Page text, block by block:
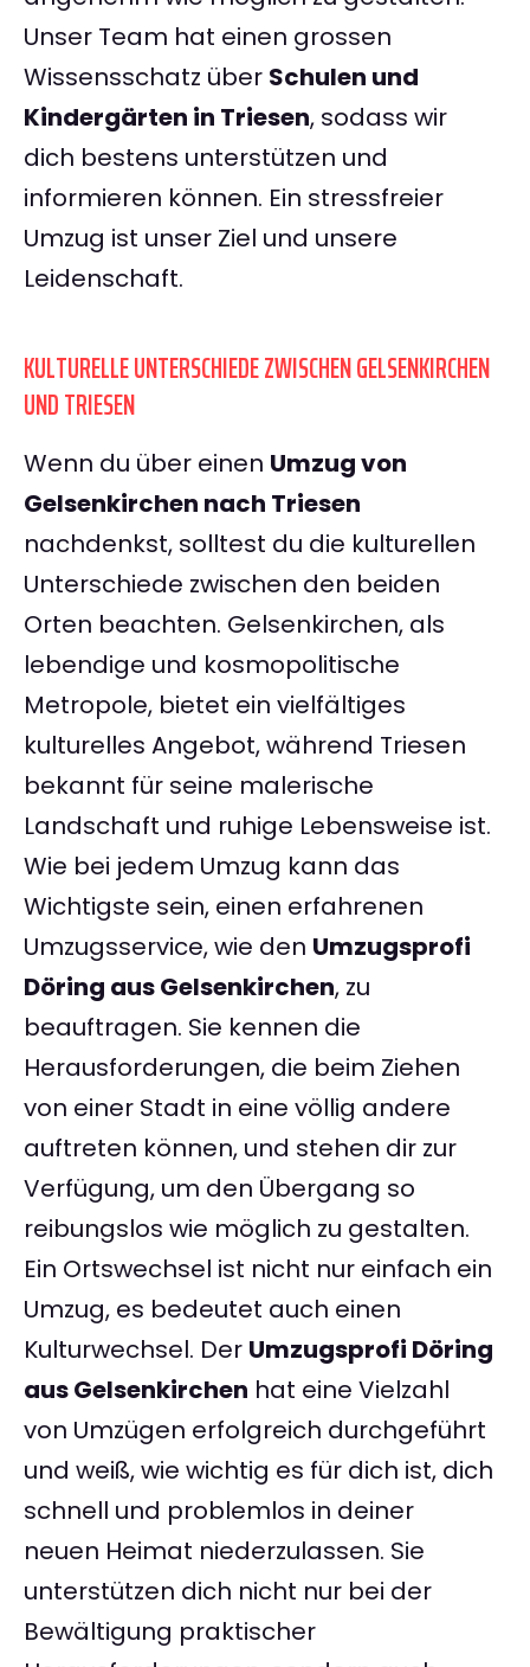
Unser Team hat einen grossen
Wissensschatz über Schulen und
Kindergärten in Triesen, sodass wir
dich bestens unterstützen und
informieren können. Ein stressfreier
Umzug ist unser Ziel und unsere
Leidenschaft.
KULTURELLE UNTERSCHIEDE ZWISCHEN GELSENKIRCHEN
UND TRIESEN
Wenn du über einen Umzug von
Gelsenkirchen nach Triesen
nachdenkst, solltest du die kulturellen
Unterschiede zwischen den beiden
Orten beachten. Gelsenkirchen, als
lebendige und kosmopolitische
Metropole, bietet ein vielfältiges
kulturelles Angebot, während Triesen
bekannt für seine malerische
Landschaft und ruhige Lebensweise ist.
Wie bei jedem Umzug kann das
Wichtigste sein, einen erfahrenen
Umzugsservice, wie den Umzugsprofi
Döring aus Gelsenkirchen, zu
beauftragen. Sie kennen die
Herausforderungen, die beim Ziehen
von einer Stadt in eine völlig andere
auftreten können, und stehen dir zur
Verfügung, um den Übergang so
reibungslos wie möglich zu gestalten.
Ein Ortswechsel ist nicht nur einfach ein
Umzug, es bedeutet auch einen
Kulturwechsel. Der Umzugsprofi Döring
aus Gelsenkirchen hat eine Vielzahl
von Umzügen erfolgreich durchgeführt
und weiß, wie wichtig es für dich ist, dich
schnell und problemlos in deiner
neuen Heimat niederzulassen. Sie
unterstützen dich nicht nur bei der
Bewältigung praktischer